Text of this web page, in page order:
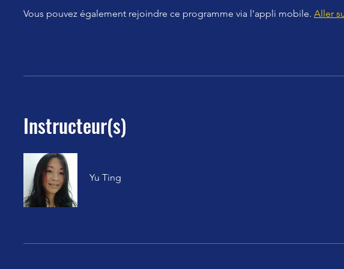
Vous pouvez également rejoindre ce programme via l'appli mobile. Aller
Instructeur(s)
Yu Ting